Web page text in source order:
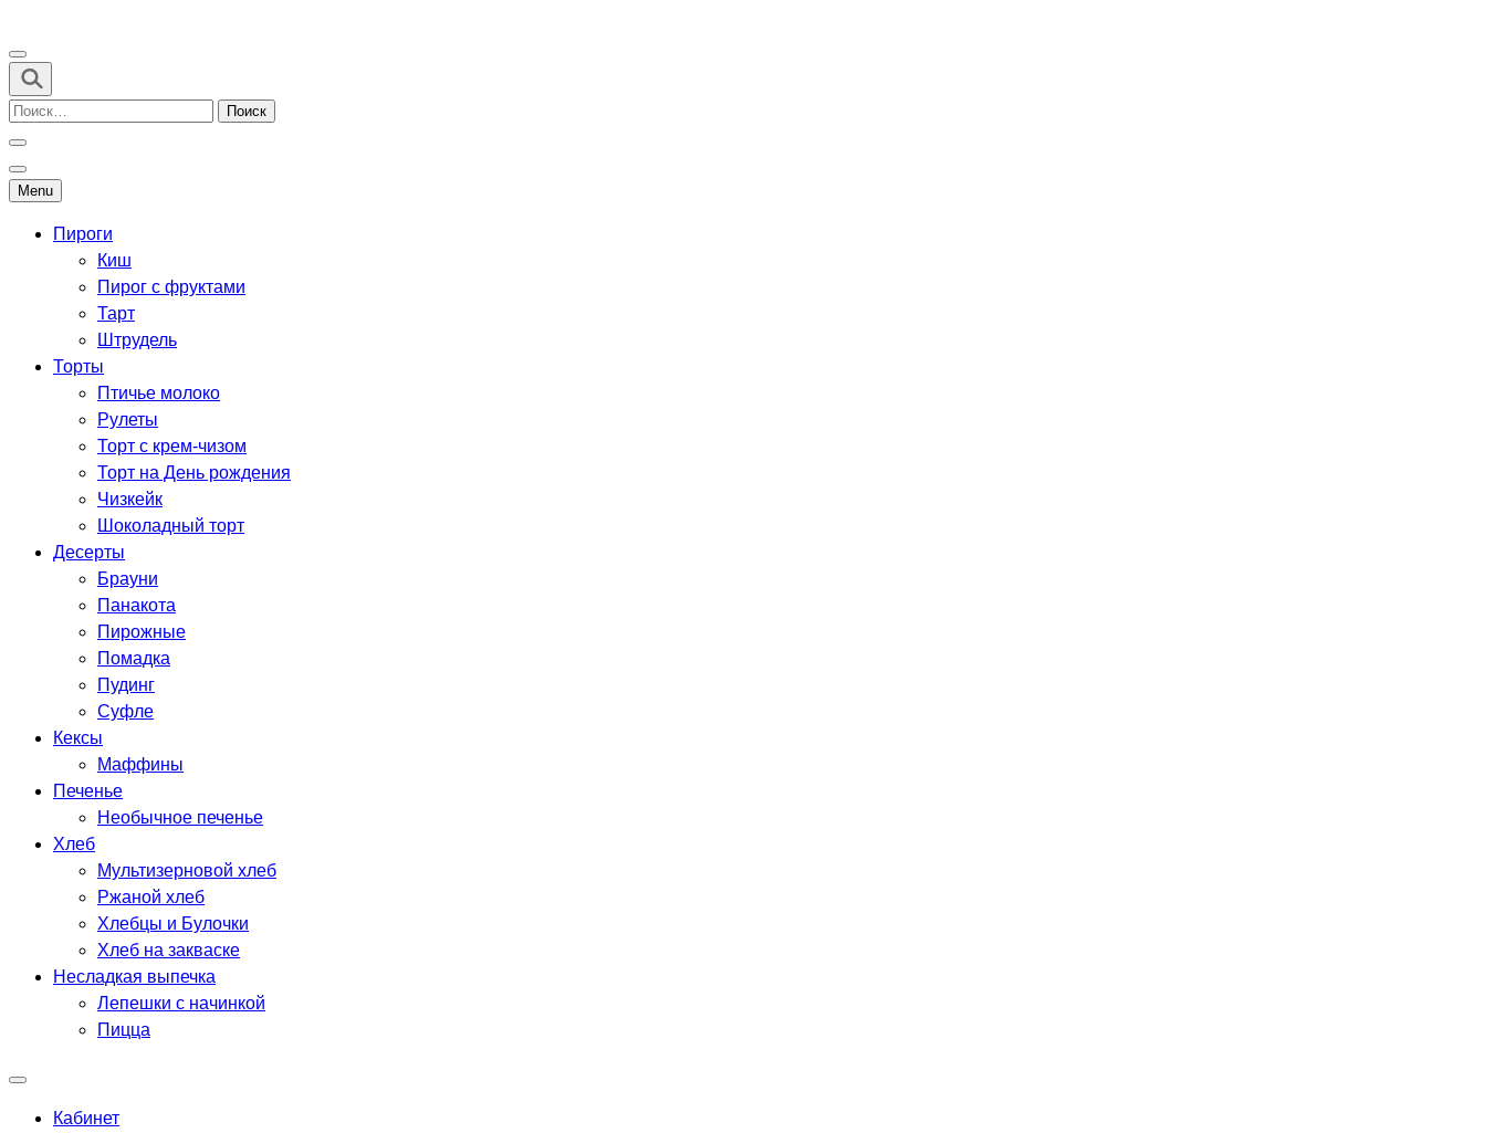
к
содержимому
(нажмите
Enter)
Рецепты выпечки для всех
Найти:
Menu
Пироги
Киш
Пирог с фруктами
Тарт
Штрудель
Торты
Птичье молоко
Рулеты
Торт с крем-чизом
Торт на День рождения
Чизкейк
Шоколадный торт
Десерты
Брауни
Панакота
Пирожные
Помадка
Пудинг
Суфле
Кексы
Маффины
Печенье
Необычное печенье
Хлеб
Мультизерновой хлеб
Ржаной хлеб
Хлебцы и Булочки
Хлеб на закваске
Несладкая выпечка
Лепешки с начинкой
Пицца
Кабинет